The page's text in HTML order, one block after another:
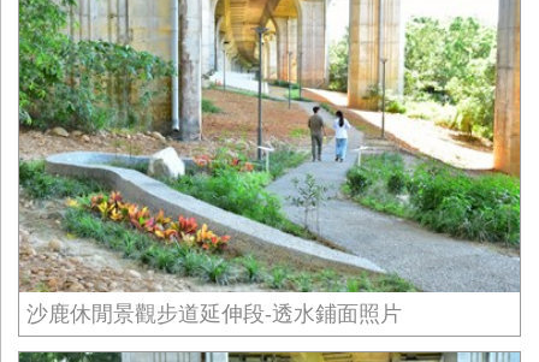
沙鹿休閒景觀步道延伸段-透水鋪面照片